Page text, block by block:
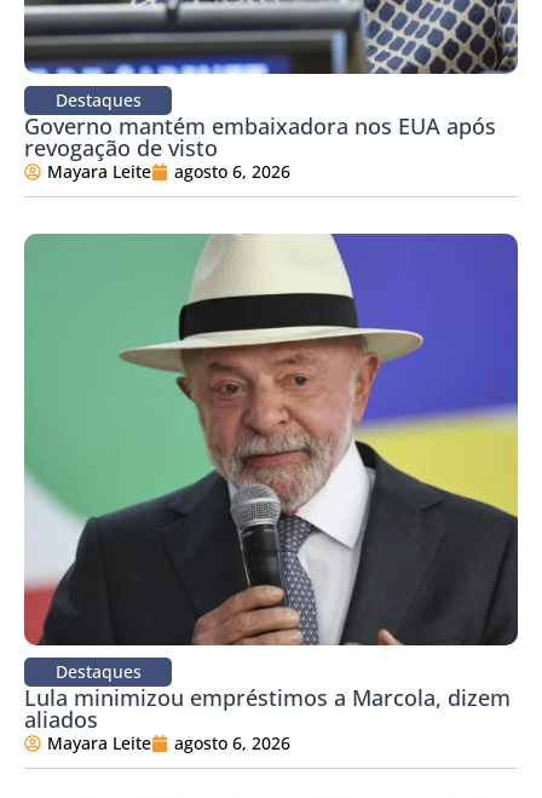
Destaques
Governo mantém embaixadora nos EUA após
revogação de visto
Mayara Leite agosto 6, 2026
Destaques
Lula minimizou empréstimos a Marcola, dizem
aliados
Mayara Leite agosto 6, 2026